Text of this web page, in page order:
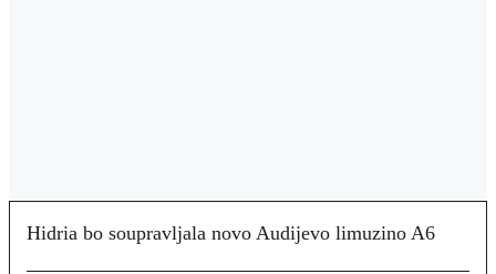
Hidria bo soupravljala novo Audijevo limuzino A6